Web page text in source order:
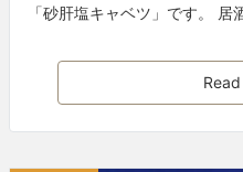
「砂肝塩キャベツ」です。 居